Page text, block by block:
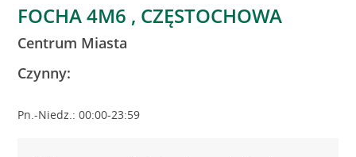
FOCHA 4M6 , CZĘSTOCHOWA
Centrum Miasta
Czynny:
Pn.-Niedz.: 00:00-23:59